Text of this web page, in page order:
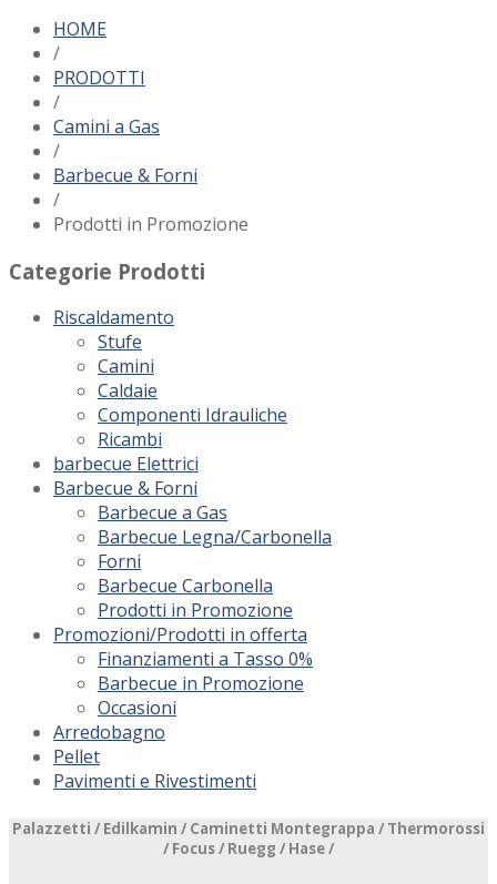
HOME
/
PRODOTTI
/
Camini a Gas
/
Barbecue & Forni
/
Prodotti in Promozione
Categorie Prodotti
Riscaldamento
Stufe
Camini
Caldaie
Componenti Idrauliche
Ricambi
barbecue Elettrici
Barbecue & Forni
Barbecue a Gas
Barbecue Legna/Carbonella
Forni
Barbecue Carbonella
Prodotti in Promozione
Promozioni/Prodotti in offerta
Finanziamenti a Tasso 0%
Barbecue in Promozione
Occasioni
Arredobagno
Pellet
Pavimenti e Rivestimenti
Palazzetti /Edilkamin / Caminetti Montegrappa /Thermorossi
/ Focus /Ruegg / Hase /